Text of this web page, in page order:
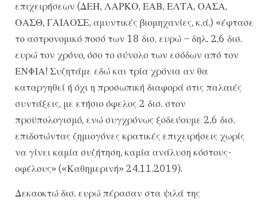
επιχειρήσεων (ΔΕΗ, ΛΑΡΚΟ, ΕΑΒ, ΕΛΤΑ, ΟΑΣΑ,
ΟΑΣΘ, ΓΑΙΑΟΣΕ, αμυντικές βιομηχανίες, κ.ά.) «έφτασε
το αστρονομικό ποσό των 18 δισ. ευρώ – δηλ. 2,6 δισ.
ευρώ τον χρόνο, όσο το σύνολο των εσόδων από τον
ΕΝΦΙΑ! Συζητάμε εδώ και τρία χρόνια αν θα
καταργηθεί ή όχι η προσωπική διαφορά στις παλαιές
συντάξεις, με ετήσιο όφελος 2 δισ. στον
προϋπολογισμό, ενώ συγχρόνως ξοδεύουμε 2,6 δισ.
επιδοτώντας ζημιογόνες κρατικές επιχειρήσεις χωρίς
να γίνει καμία συζήτηση, καμία ανάλυση κόστους-
οφέλους» («Καθημερινή» 24.11.2019).
Δεκαοκτώ δισ. ευρώ πέρασαν στα ψιλά της